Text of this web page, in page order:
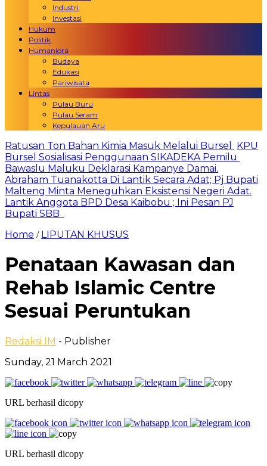
Industri
Investasi
Hukum
Politik
Humaniora
Budaya
Edukasi
Pariwisata
Lintas
Pulau Buru
Pulau Seram
Kepulauan Aru
Ratusan Ton Bahan Kimia Masuk Melalui Bursel
KPU
Bursel Sosialisasi Penggunaan SIKADEKA Pemilu
Bawaslu Maluku Deklarasi Kampanye Damai.
Abraham Tuanakotta Di Lantik Secara Adat; Pj Bupati
Malteng Minta Meneguhkan Eksistensi Negeri Adat.
Lantik Anggota BPD Desa Kaibobu ; Ini Pesan PJ
Bupati SBB
Home / LIPUTAN KHUSUS
Penataan Kawasan dan
Rehab Islamic Centre
Sesuai Peruntukan
Redaksi IM - Publisher
Sunday, 21 March 2021
URL berhasil dicopy
URL berhasil dicopy